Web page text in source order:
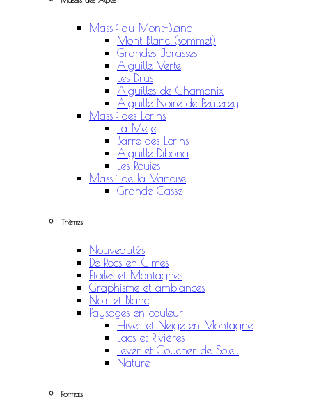
Massif du Mont-Blanc
Mont Blanc (sommet)
Grandes Jorasses
Aiguille Verte
Les Drus
Aiguilles de Chamonix
Aiguille Noire de Peuterey
Massif des Ecrins
La Meije
Barre des Ecrins
Aiguille Dibona
Les Rouies
Massif de la Vanoise
Grande Casse
Thèmes
Nouveautés
De Rocs en Cimes
Etoiles et Montagnes
Graphisme et ambiances
Noir et Blanc
Paysages en couleur
Hiver et Neige en Montagne
Lacs et Rivières
Lever et Coucher de Soleil
Nature
Formats